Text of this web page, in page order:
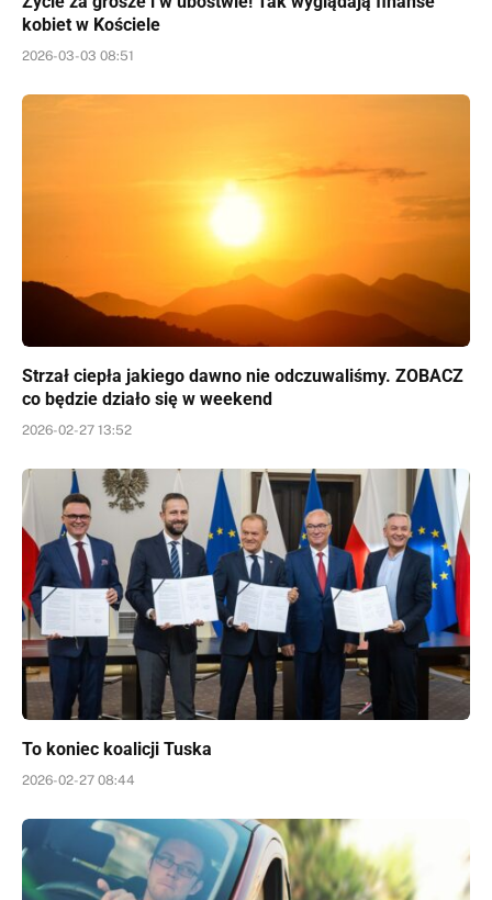
kobiet w Kościele
2026-03-03 08:51
Strzał ciepła jakiego dawno nie odczuwaliśmy. ZOBACZ
co będzie działo się w weekend
2026-02-27 13:52
To koniec koalicji Tuska
2026-02-27 08:44